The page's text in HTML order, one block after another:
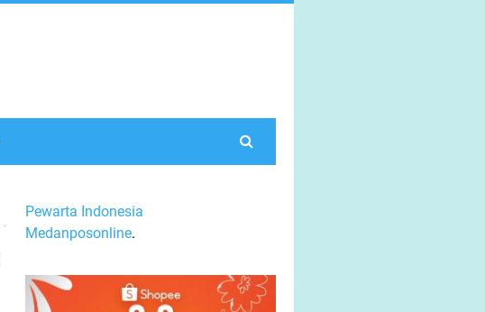
Pewarta Indonesia
Medanposonline.